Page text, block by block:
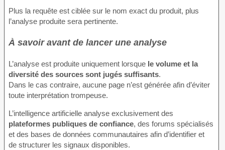
Plus la requête est ciblée sur le nom exact du produit, plus
l’analyse produite sera pertinente.
À savoir avant de lancer une analyse
L’analyse est produite uniquement lorsque le volume et la
diversité des sources sont jugés suffisants.
Dans le cas contraire, aucune page n’est générée afin d’éviter
toute interprétation trompeuse.
L’intelligence artificielle analyse exclusivement des
plateformes publiques de confiance, des forums spécialisés
et des bases de données communautaires afin d’identifier et
de structurer les signaux disponibles.